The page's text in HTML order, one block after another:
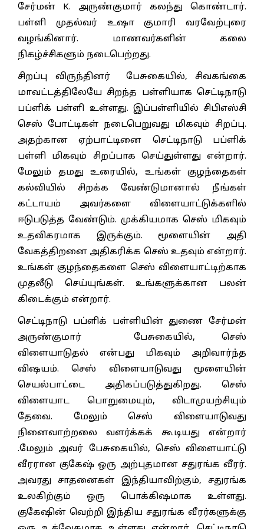
சேர்மன் K. அருண்குமார் கலந்து கொண்டார்.
பள்ளி முதல்வர் உஷா குமாரி வரவேற்புரை
வழங்கினார். மாணவர்களின் கலை
நிகழ்ச்சிகளும் நடைபெற்றது.
சிறப்பு விருந்தினர் பேசுகையில், சிவகங்கை
மாவட்டத்திலேயே சிறந்த பள்ளியாக செட்டிநாடு
பப்ளிக் பள்ளி உள்ளது. இப்பள்ளியில் சிபிஎஸ்சி
செஸ் போட்டிகள் நடைபெறுவது மிகவும் சிறப்பு.
அதற்கான ஏற்பாட்டினை செட்டிநாடு பப்ளிக்
பள்ளி மிகவும் சிறப்பாக செய்துள்ளது என்றார்.
மேலும் தமது உரையில், உங்கள் குழந்தைகள்
கல்வியில் சிறக்க வேண்டுமானால் நீங்கள்
கட்டாயம் அவர்களை விளையாட்டுக்களில்
ஈடுபடுத்த வேண்டும். முக்கியமாக செஸ் மிகவும்
உதவிகரமாக இருக்கும். மூளையின் அதி
வேகத்திறனை அதிகரிக்க செஸ் உதவும் என்றார்.
உங்கள் குழந்தைகளை செஸ் விளையாட்டிற்காக
முதலீடு செய்யுங்கள். உங்களுக்கான பலன்
கிடைக்கும் என்றார்.
செட்டிநாடு பப்ளிக் பள்ளியின் துணை சேர்மன்
அருண்குமார் பேசுகையில், செஸ்
விளையாடுதல் என்பது மிகவும் அறிவார்ந்த
விஷயம். செஸ் விளையாடுவது மூளையின்
செயல்பாட்டை அதிகப்படுத்துகிறது. செஸ்
விளையாட பொறுமையும், விடாமுயற்சியும்
தேவை. மேலும் செஸ் விளையாடுவது
நினைவாற்றலை வளர்க்கக் கூடியது என்றார்
.மேலும் அவர் பேசுகையில், செஸ் விளையாட்டு
வீரரான குகேஷ் ஒரு அற்புதமான சதுரங்க வீரர்.
அவரது சாதனைகள் இந்தியாவிற்கும், சதுரங்க
உலகிற்கும் ஒரு பொக்கிஷமாக உள்ளது.
குகேஷின் வெற்றி இந்திய சதுரங்க வீரர்களுக்கு